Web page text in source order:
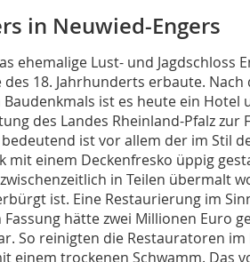
in Neuwied-Engers
ehemalige Lust- und Jagdschloss
des 18. Jahrhunderts erbaute.
ist es heute ein Hotel
des Landes Rheinland-Pfalz
ist vor allem der im Stil
mit einem Deckenfresko üppig
in Teilen übermalt
ist. Eine Restaurierung im
hätte zwei Millionen Euro
So reinigten die Restauratoren
einem trockenen Schwamm. Das